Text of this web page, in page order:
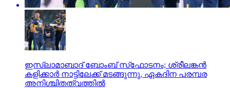
ഇസ്ലാമാബാദ് ബോംബ് സ്‌ഫോടനം; ശ്രീലങ്കന്‍
കളിക്കാര്‍ നാട്ടിലേക്ക് മടങ്ങുന്നു, ഏകദിന പരമ്പര
അനിശ്ചിതത്വത്തില്‍